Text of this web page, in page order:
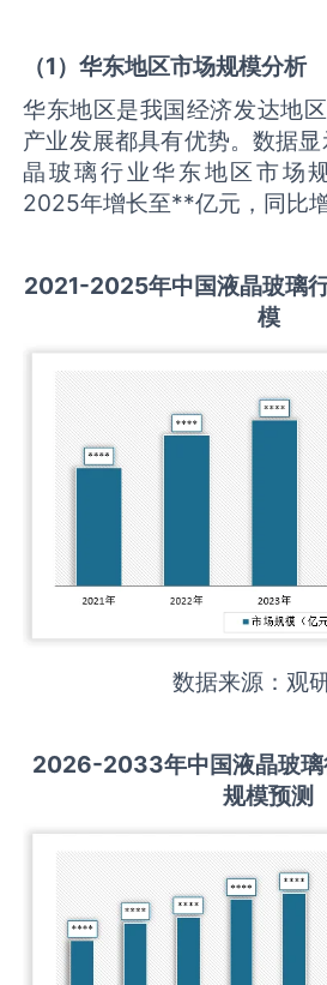
（1）华东地区市场规模分析
华东地区是我国经济发达地
产业发展都具有优势。数据
晶玻璃行业华东地区市场
2025年增长至**亿元，同比
2021-2025年中国液晶玻璃
模
数据来源：观
2026-2033年中国液晶玻璃
规模预测